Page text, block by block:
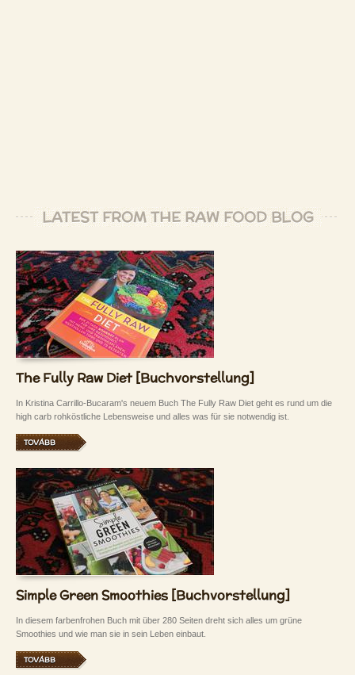
LATEST FROM THE RAW FOOD BLOG
The Fully Raw Diet [Buchvorstellung]
In Kristina Carrillo-Bucaram's neuem Buch The Fully Raw Diet geht es rund um die
high carb rohköstliche Lebensweise und alles was für sie notwendig ist.
TOVÁBB
Simple Green Smoothies [Buchvorstellung]
In diesem farbenfrohen Buch mit über 280 Seiten dreht sich alles um grüne
Smoothies und wie man sie in sein Leben einbaut.
TOVÁBB